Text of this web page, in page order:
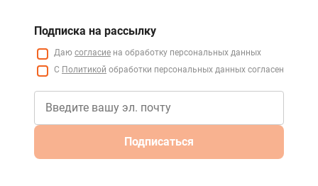
Подписка на рассылку
Даю согласие на обработку персональных данных
С Политикой обработки персональных данных согласен
Подписаться